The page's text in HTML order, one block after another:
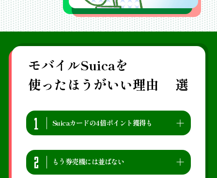
モバイルSuicaを
使ったほうがいい理由
選
1 Suicaカードの4倍ポイント獲得も
チャージ残高での鉄道利用や、モバイルSuicaで
Suicaグリーン券を購入すると、Suicaカードが
0.5%還元のところ、モバイルSuicaなら2.0%！
2 もう券売機には並ばない